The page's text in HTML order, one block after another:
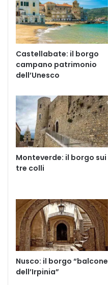
Castellabate: il borgo
campano patrimonio
dell’Unesco
Monteverde: il borgo sui
tre colli
Nusco: il borgo “balcone
dell’Irpinia”